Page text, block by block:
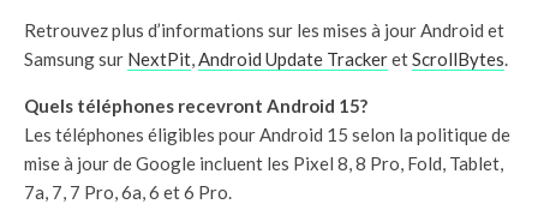
Retrouvez plus d’informations sur les mises à jour Android et
Samsung sur NextPit,Android Update TrackeretScrollBytes.
Quels téléphones recevront Android 15?
Les téléphones éligibles pour Android 15 selon la politique de
mise à jour de Google incluent les Pixel 8, 8 Pro, Fold, Tablet,
7a, 7, 7 Pro, 6a, 6 et 6 Pro.